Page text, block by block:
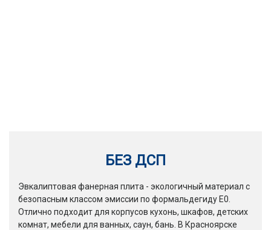
БЕЗ ДСП
Эвкалиптовая фанерная плита - экологичный материал с
безопасным классом эмиссии по формальдегиду Е0.
Отлично подходит для корпусов кухонь, шкафов, детских
комнат, мебели для ванных, саун, бань. В Красноярске